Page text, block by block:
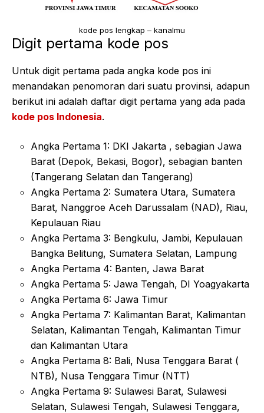
kode pos lengkap – kanalmu
Digit pertama kode pos
Untuk digit pertama pada angka kode pos ini
menandakan penomoran dari suatu provinsi, adapun
berikut ini adalah daftar digit pertama yang ada pada
kode pos Indonesia.
Angka Pertama 1: DKI Jakarta , sebagian Jawa
Barat (Depok, Bekasi, Bogor), sebagian banten
(Tangerang Selatan dan Tangerang)
Angka Pertama 2: Sumatera Utara, Sumatera
Barat, Nanggroe Aceh Darussalam (NAD), Riau,
Kepulauan Riau
Angka Pertama 3: Bengkulu, Jambi, Kepulauan
Bangka Belitung, Sumatera Selatan, Lampung
Angka Pertama 4: Banten, Jawa Barat
Angka Pertama 5: Jawa Tengah, DI Yoagyakarta
Angka Pertama 6: Jawa Timur
Angka Pertama 7: Kalimantan Barat, Kalimantan
Selatan, Kalimantan Tengah, Kalimantan Timur
dan Kalimantan Utara
Angka Pertama 8: Bali, Nusa Tenggara Barat (
NTB), Nusa Tenggara Timur (NTT)
Angka Pertama 9: Sulawesi Barat, Sulawesi
Selatan, Sulawesi Tengah, Sulawesi Tenggara,